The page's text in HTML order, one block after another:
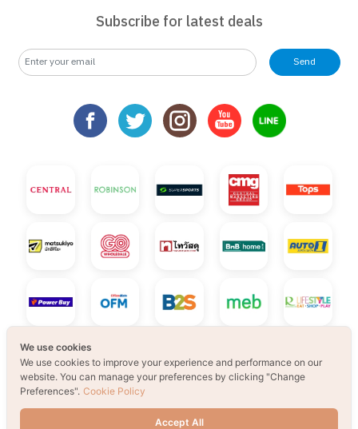
Subscribe for latest deals
Send
We use cookies
We use cookies to improve your experience and performance on our
website. You can manage your preferences by clicking "Change
Preferences". Cookie Policy
Accept All